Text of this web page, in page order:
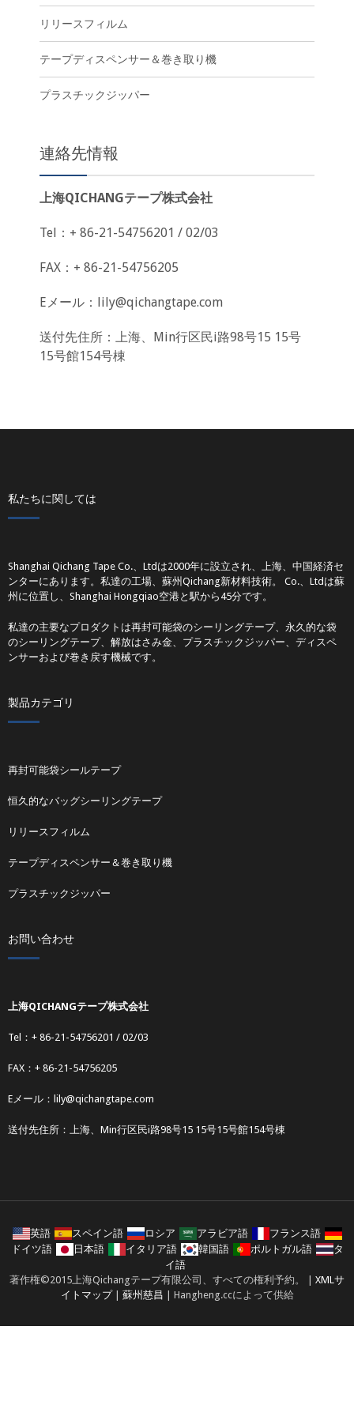
リリースフィルム
テープディスペンサー＆巻き取り機
プラスチックジッパー
連絡先情報
上海QICHANGテープ株式会社
Tel：+ 86-21-54756201 / 02/03
FAX：+ 86-21-54756205
Eメール： lily@qichangtape.com
送付先住所：上海、Min行区民i路98号15 15号
15号館154号棟
私たちに関しては
Shanghai Qichang Tape Co.、Ltdは2000年に設立され、上海、中国経済セ
ンターにあります。私達の工場、蘇州Qichang新材料技術。 Co.、Ltdは蘇
州に位置し、Shanghai Hongqiao空港と駅から45分です。
私達の主要なプロダクトは再封可能袋のシーリングテープ、永久的な袋
のシーリングテープ、解放はさみ金、プラスチックジッパー、ディスペ
ンサーおよび巻き戻す機械です。
製品カテゴリ
再封可能袋シールテープ
恒久的なバッグシーリングテープ
リリースフィルム
テープディスペンサー＆巻き取り機
プラスチックジッパー
お問い合わせ
上海QICHANGテープ株式会社
Tel：+ 86-21-54756201 / 02/03
FAX：+ 86-21-54756205
Eメール： lily@qichangtape.com
送付先住所：上海、Min行区民i路98号15 15号15号館154号棟
英語 スペイン語 ロシア アラビア語
フランス語
ドイツ語
日本語 イタリア語 韓国語 ポルトガル語
タ
イ語
著作権©2015上海Qichangテープ有限公司、すべての権利予約。 | XMLサ
イトマップ| 蘇州慈昌 | Hangheng.ccによって供給